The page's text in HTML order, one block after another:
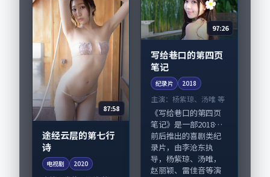
87:58
途经云层的第七行
诗
电视剧 2020
97:26
写给巷口的第四页
笔记
纪录片 2018
主演：杨紫琼、汤唯 等
《写给巷口的第四页
笔记》是一部2018年
前后推出的喜剧类纪
录片，由李沧东执
导，杨紫琼、汤唯，
赵丽颖、雷佳音等演